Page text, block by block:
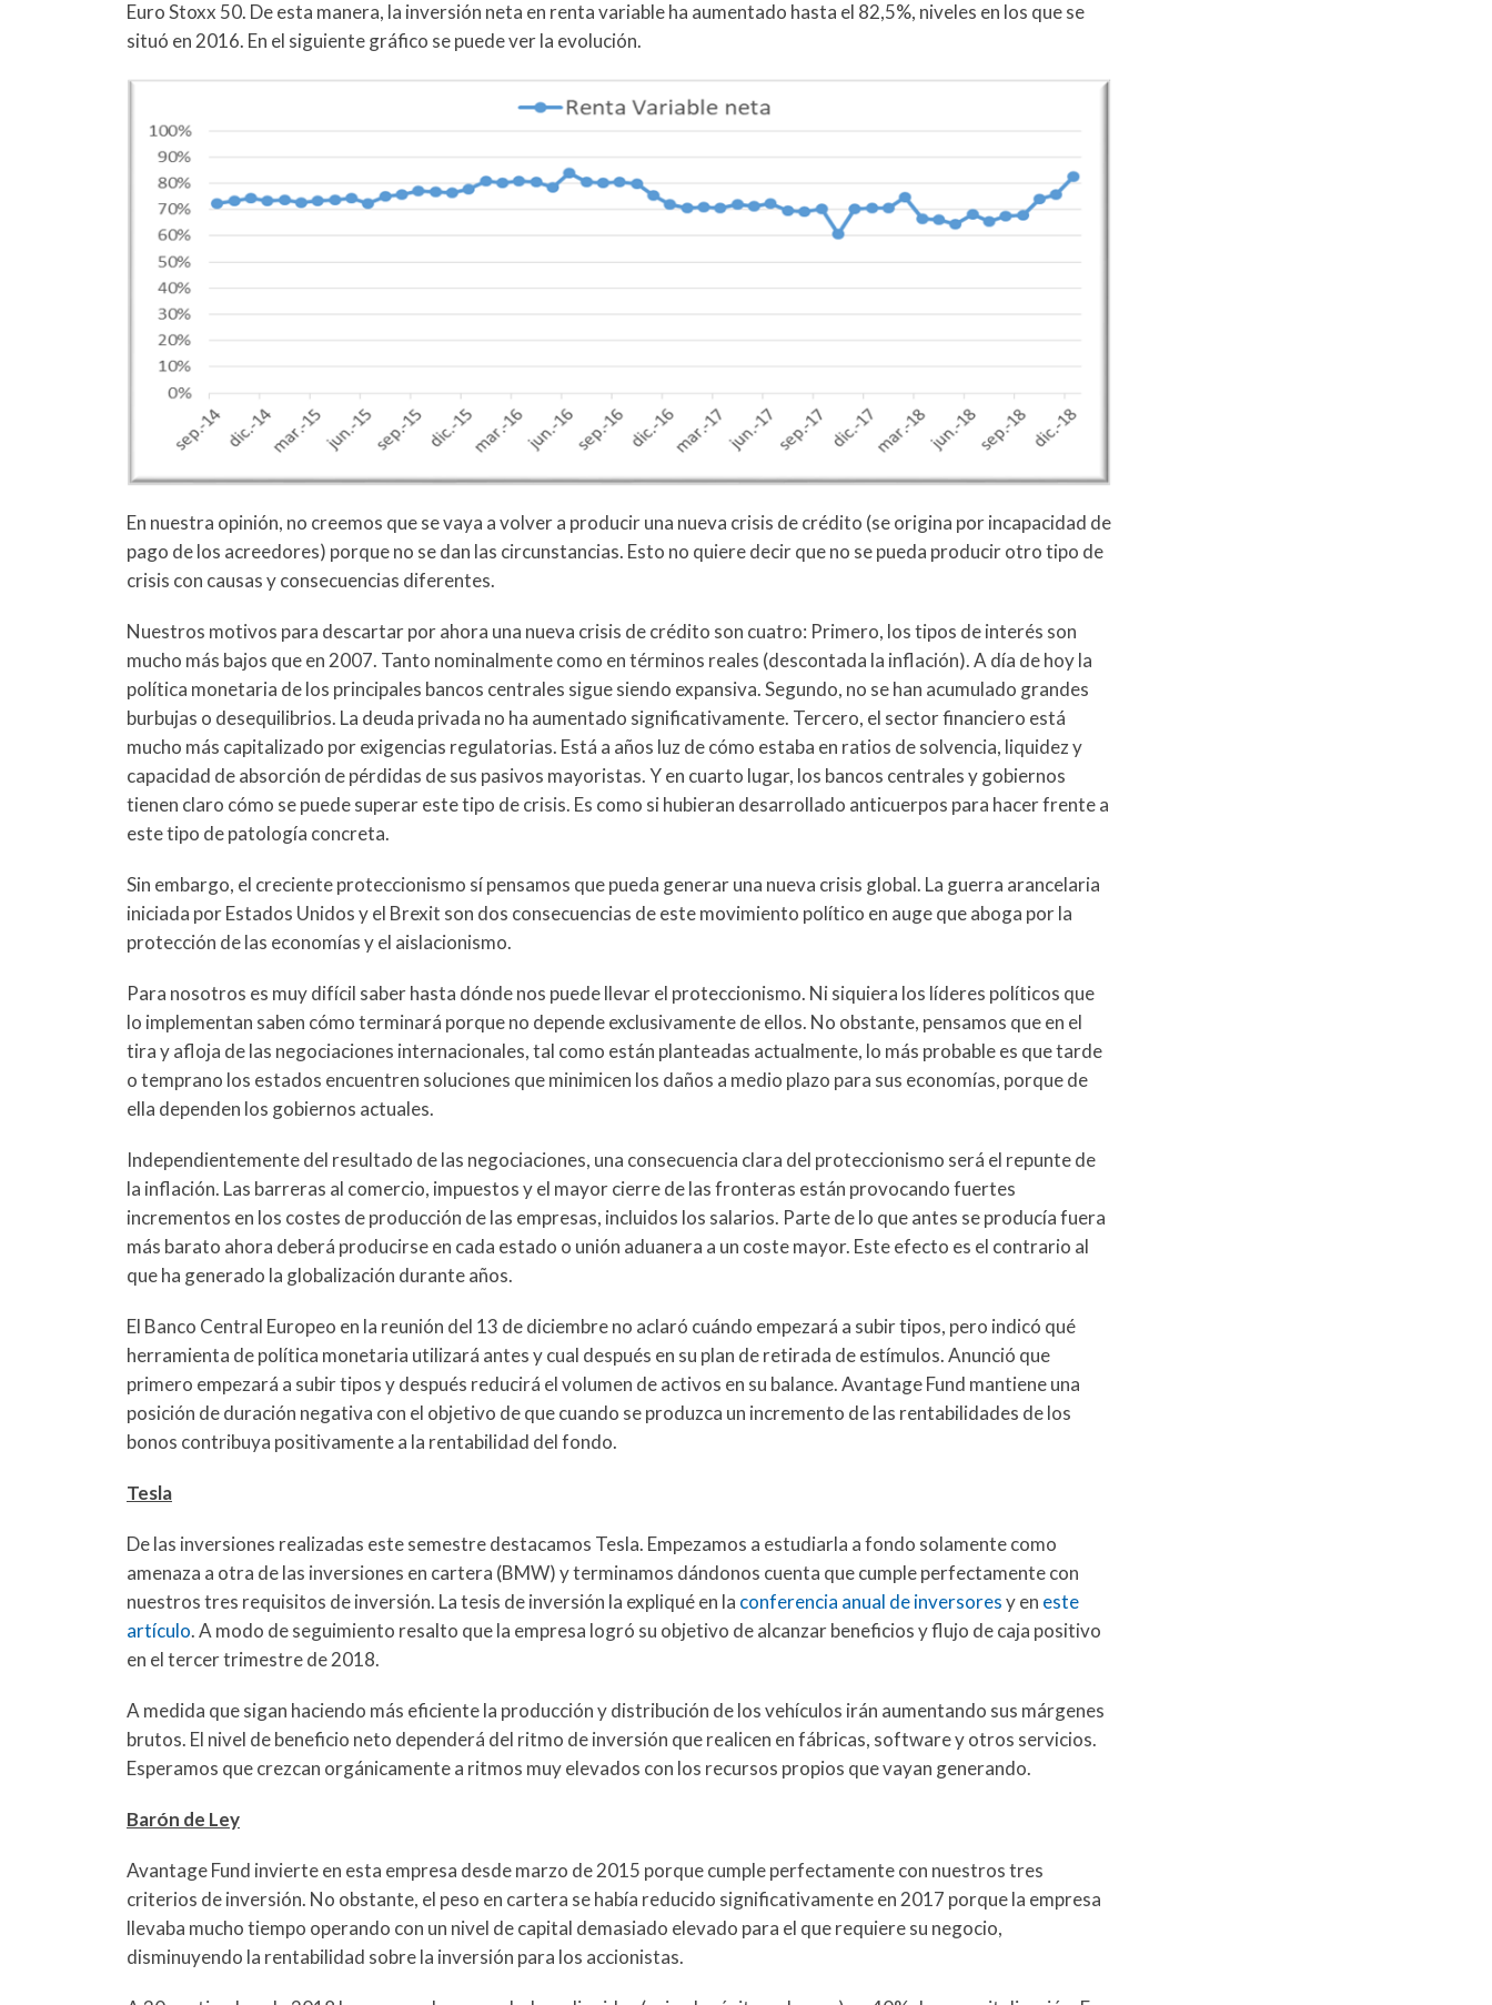
Euro Stoxx 50. De esta manera, la inversión neta en renta variable ha aumentado hasta el 82,5%, niveles en los que se
situó en 2016. En el siguiente gráfico se puede ver la evolución.
En nuestra opinión, no creemos que se vaya a volver a producir una nueva crisis de crédito (se origina por incapacidad de
pago de los acreedores) porque no se dan las circunstancias. Esto no quiere decir que no se pueda producir otro tipo de
crisis con causas y consecuencias diferentes.
Nuestros motivos para descartar por ahora una nueva crisis de crédito son cuatro: Primero, los tipos de interés son
mucho más bajos que en 2007. Tanto nominalmente como en términos reales (descontada la inflación). A día de hoy la
política monetaria de los principales bancos centrales sigue siendo expansiva. Segundo, no se han acumulado grandes
burbujas o desequilibrios. La deuda privada no ha aumentado significativamente. Tercero, el sector financiero está
mucho más capitalizado por exigencias regulatorias. Está a años luz de cómo estaba en ratios de solvencia, liquidez y
capacidad de absorción de pérdidas de sus pasivos mayoristas. Y en cuarto lugar, los bancos centrales y gobiernos
tienen claro cómo se puede superar este tipo de crisis. Es como si hubieran desarrollado anticuerpos para hacer frente a
este tipo de patología concreta.
Sin embargo, el creciente proteccionismo sí pensamos que pueda generar una nueva crisis global. La guerra arancelaria
iniciada por Estados Unidos y el Brexit son dos consecuencias de este movimiento político en auge que aboga por la
protección de las economías y el aislacionismo.
Para nosotros es muy difícil saber hasta dónde nos puede llevar el proteccionismo. Ni siquiera los líderes políticos que
lo implementan saben cómo terminará porque no depende exclusivamente de ellos. No obstante, pensamos que en el
tira y afloja de las negociaciones internacionales, tal como están planteadas actualmente, lo más probable es que tarde
o temprano los estados encuentren soluciones que minimicen los daños a medio plazo para sus economías, porque de
ella dependen los gobiernos actuales.
Independientemente del resultado de las negociaciones, una consecuencia clara del proteccionismo será el repunte de
la inflación. Las barreras al comercio, impuestos y el mayor cierre de las fronteras están provocando fuertes
incrementos en los costes de producción de las empresas, incluidos los salarios. Parte de lo que antes se producía fuera
más barato ahora deberá producirse en cada estado o unión aduanera a un coste mayor. Este efecto es el contrario al
que ha generado la globalización durante años.
El Banco Central Europeo en la reunión del 13 de diciembre no aclaró cuándo empezará a subir tipos, pero indicó qué
herramienta de política monetaria utilizará antes y cual después en su plan de retirada de estímulos. Anunció que
primero empezará a subir tipos y después reducirá el volumen de activos en su balance. Avantage Fund mantiene una
posición de duración negativa con el objetivo de que cuando se produzca un incremento de las rentabilidades de los
bonos contribuya positivamente a la rentabilidad del fondo.
Tesla
De las inversiones realizadas este semestre destacamos Tesla. Empezamos a estudiarla a fondo solamente como
amenaza a otra de las inversiones en cartera (BMW) y terminamos dándonos cuenta que cumple perfectamente con
nuestros tres requisitos de inversión. La tesis de inversión la expliqué en la conferencia anual de inversoresy en este
artículo. A modo de seguimiento resalto que la empresa logró su objetivo de alcanzar beneficios y flujo de caja positivo
en el tercer trimestre de 2018.
A medida que sigan haciendo más eficiente la producción y distribución de los vehículos irán aumentando sus márgenes
brutos. El nivel de beneficio neto dependerá del ritmo de inversión que realicen en fábricas, software y otros servicios.
Esperamos que crezcan orgánicamente a ritmos muy elevados con los recursos propios que vayan generando.
Barón de Ley
Avantage Fund invierte en esta empresa desde marzo de 2015 porque cumple perfectamente con nuestros tres
criterios de inversión. No obstante, el peso en cartera se había reducido significativamente en 2017 porque la empresa
llevaba mucho tiempo operando con un nivel de capital demasiado elevado para el que requiere su negocio,
disminuyendo la rentabilidad sobre la inversión para los accionistas.